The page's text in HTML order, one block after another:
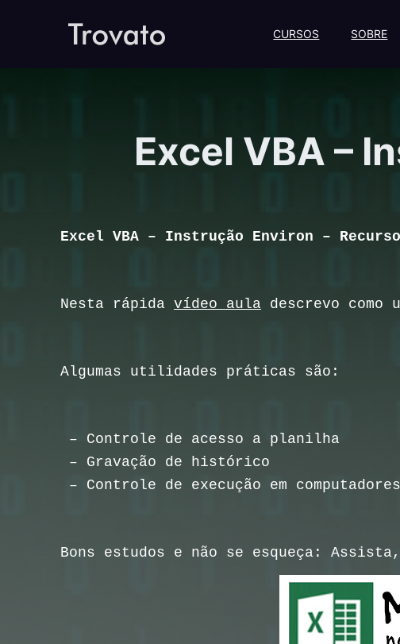
CURSOS SOBRE
Excel VBA –
Excel VBA – Instrução Environ –
Nesta rápida vídeo aula descrevo
Algumas utilidades práticas são:
– Controle de acesso a planilha
– Gravação de histórico
– Controle de execução em
Bons estudos e não se esqueça: